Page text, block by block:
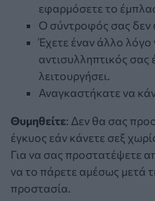
εφαρμόσετε το
Ο σύντροφός σας δεν
Έχετε έναν άλλο λόγο
αντισυλληπτικός σας
λειτουργήσει.
Αναγκαστήκατε να
Θυμηθείτε: Δεν θα σας
έγκυος εάν κάνετε σεξ
Για να σας προστατέψετε
να το πάρετε αμέσως μετά
προστασία.